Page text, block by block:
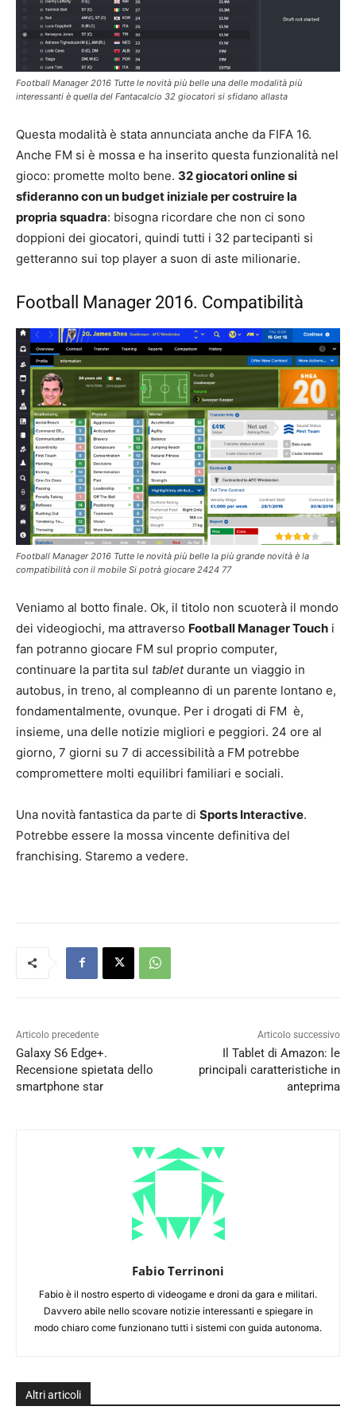
Football Manager 2016 Tutte le novità più belle una delle modalità più
interessanti è quella del Fantacalcio 32 giocatori si sfidano allasta
Questa modalità è stata annunciata anche da FIFA 16.
Anche FM si è mossa e ha inserito questa funzionalità nel
gioco: promette molto bene. 32 giocatori online si
sfideranno con un budget iniziale per costruire la
propria squadra: bisogna ricordare che non ci sono
doppioni dei giocatori, quindi tutti i 32 partecipanti si
getteranno sui top player a suon di aste milionarie.
Football Manager 2016. Compatibilità
Football Manager 2016 Tutte le novità più belle la più grande novità è la
compatibilità con il mobile Si potrà giocare 2424 77
Veniamo al botto finale. Ok, il titolo non scuoterà il mondo
dei videogiochi, ma attraverso Football Manager Touch i
fan potranno giocare FM sul proprio computer,
continuare la partita sul tabletdurante un viaggio in
autobus, in treno, al compleanno di un parente lontano e,
fondamentalmente, ovunque. Per i drogati di FM è,
insieme, una delle notizie migliori e peggiori. 24 ore al
giorno, 7 giorni su 7 di accessibilità a FM potrebbe
compromettere molti equilibri familiari e sociali.
Una novità fantastica da parte di Sports Interactive.
Potrebbe essere la mossa vincente definitiva del
franchising. Staremo a vedere.
Articolo precedente
Galaxy S6 Edge+.
Recensione spietata dello
smartphone star
Articolo successivo
Il Tablet di Amazon: le
principali caratteristiche in
anteprima
Fabio Terrinoni
Fabio è il nostro esperto di videogame e droni da gara e militari.
Davvero abile nello scovare notizie interessanti e spiegare in
modo chiaro come funzionano tutti i sistemi con guida autonoma.
Altri articoli